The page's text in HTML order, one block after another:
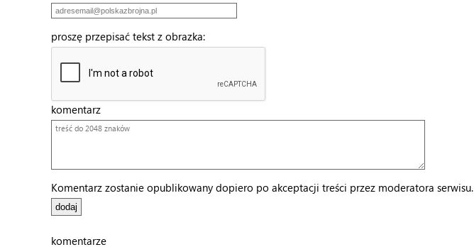
proszę przepisać tekst z obrazka:
komentarz
Komentarz zostanie opublikowany dopiero po akceptacji treści przez moderatora serwisu.
komentarze